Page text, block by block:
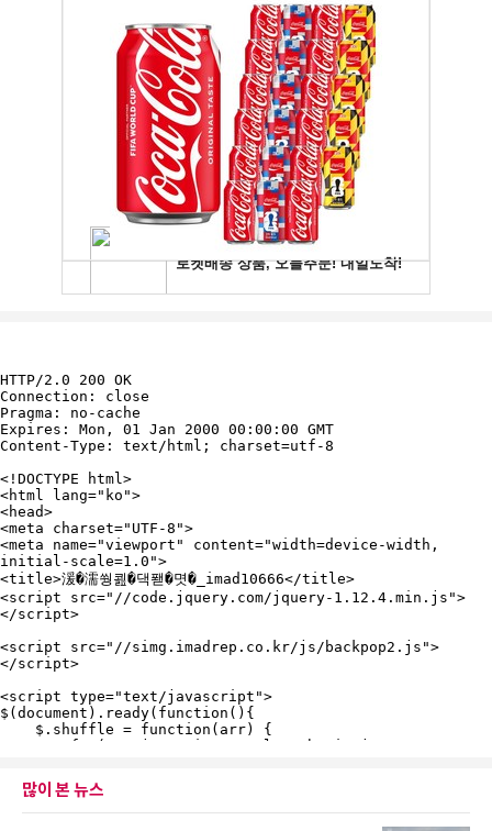
많이 본 뉴스